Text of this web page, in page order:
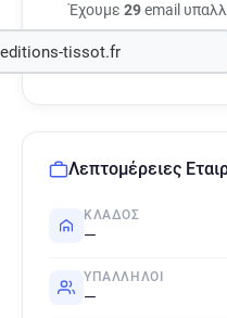
Έχουμε 29email
Λεπτομέρειες
ΚΛΆΔΟΣ
—
ΥΠΆΛΛΗΛΟΙ
—